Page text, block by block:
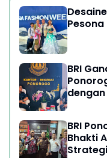
Pesona
BRI
BRI
Bhakti